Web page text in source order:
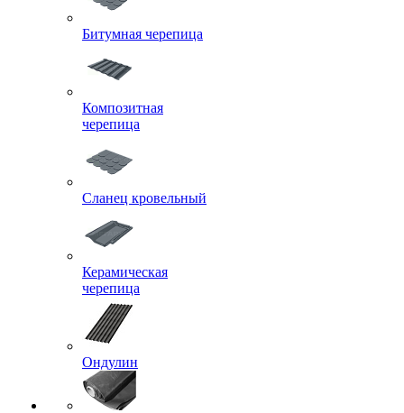
Битумная черепица
Композитная
черепица
Сланец кровельный
Керамическая
черепица
Ондулин